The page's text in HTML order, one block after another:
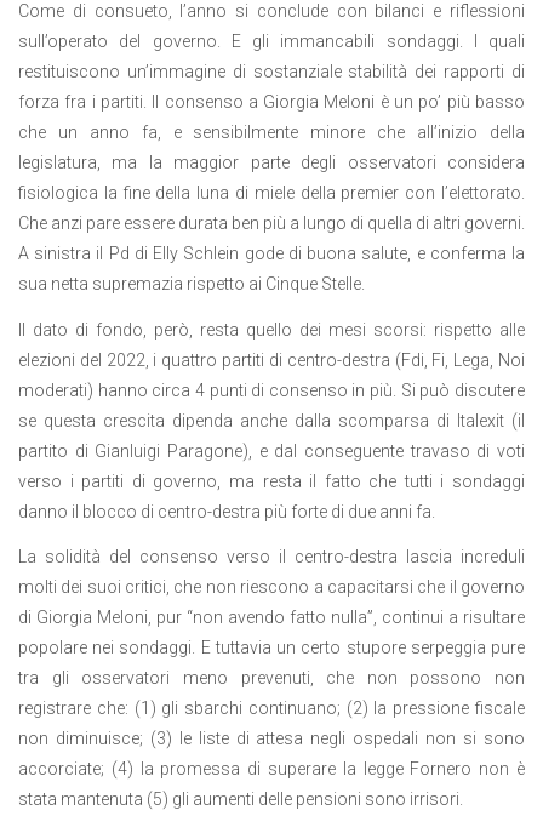
Come di consueto, l’anno si conclude con bilanci e riflessioni
sull’operato del governo. E gli immancabili sondaggi. I quali
restituiscono un’immagine di sostanziale stabilità dei rapporti di
forza fra i partiti. Il consenso a Giorgia Meloni è un po’ più basso
che un anno fa, e sensibilmente minore che all’inizio della
legislatura, ma la maggior parte degli osservatori considera
fisiologica la fine della luna di miele della premier con l’elettorato.
Che anzi pare essere durata ben più a lungo di quella di altri governi.
A sinistra il Pd di Elly Schlein gode di buona salute, e conferma la
sua netta supremazia rispetto ai Cinque Stelle.
Il dato di fondo, però, resta quello dei mesi scorsi: rispetto alle
elezioni del 2022, i quattro partiti di centro-destra (Fdi, Fi, Lega, Noi
moderati) hanno circa 4 punti di consenso in più. Si può discutere
se questa crescita dipenda anche dalla scomparsa di Italexit (il
partito di Gianluigi Paragone), e dal conseguente travaso di voti
verso i partiti di governo, ma resta il fatto che tutti i sondaggi
danno il blocco di centro-destra più forte di due anni fa.
La solidità del consenso verso il centro-destra lascia increduli
molti dei suoi critici, che non riescono a capacitarsi che il governo
di Giorgia Meloni, pur “non avendo fatto nulla”, continui a risultare
popolare nei sondaggi. E tuttavia un certo stupore serpeggia pure
tra gli osservatori meno prevenuti, che non possono non
registrare che: (1) gli sbarchi continuano; (2) la pressione fiscale
non diminuisce; (3) le liste di attesa negli ospedali non si sono
accorciate; (4) la promessa di superare la legge Fornero non è
stata mantenuta (5) gli aumenti delle pensioni sono irrisori.